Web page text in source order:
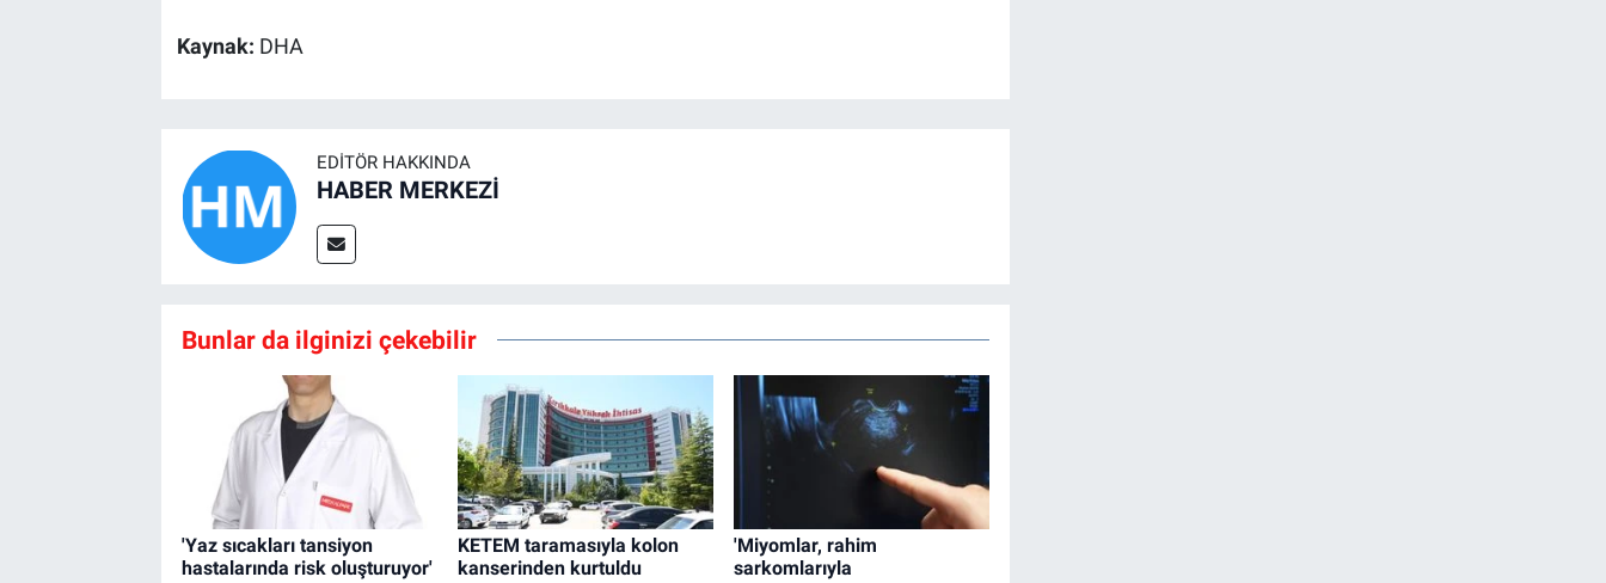
Kaynak: DHA
EDITÖR HAKKINDA
HABER MERKEZİ
Bunlar da ilginizi çekebilir
'Yaz sıcakları tansiyon
hastalarında risk oluşturuyor'
KETEM taramasıyla kolon
kanserinden kurtuldu
'Miyomlar, rahim
sarkomlarıyla